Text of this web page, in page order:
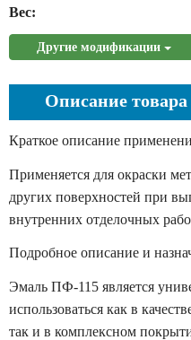
Вес:
Другие модификации
Описание товара
Краткое описание
Применяется для окраски
других поверхностей при
внутренних отделочных
Подробное описание и
Эмаль ПФ-115 является
использоваться как в
так и в комплексном